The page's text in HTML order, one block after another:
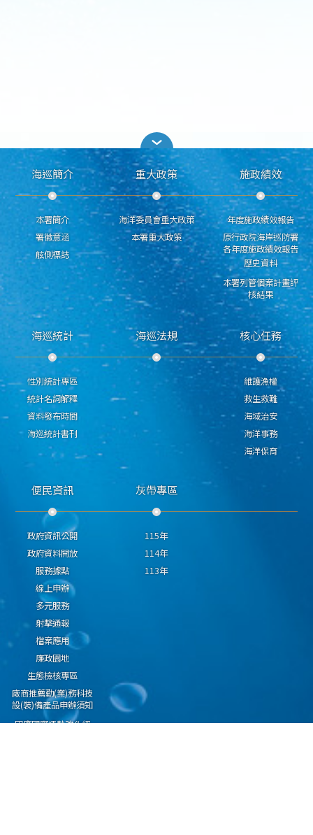
海巡簡介
本署簡介
署徽意涵
舷側標誌
重大政策
海洋委員會重大政策
本署重大政策
施政績效
年度施政績效報告
原行政院海岸巡防署
各年度施政績效報告
歷史資料
本署列管個案計畫評
核結果
海巡統計
性別統計專區
統計名詞解釋
資料發布時間
海巡統計書刊
海巡法規 核心任務
維護漁權
救生救難
海域治安
海洋事務
海洋保育
便民資訊
政府資訊公開
政府資料開放
服務據點
線上申辦
多元服務
射擊通報
檔案應用
廉政園地
生態檢核專區
廠商推薦勤(業)務科技
設(裝)備產品申辦須知
因應國際情勢強化經
灰帶專區
115年
114年
113年